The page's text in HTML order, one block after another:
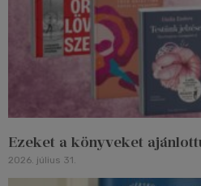
Ezeket a könyveket
2026. július 31.